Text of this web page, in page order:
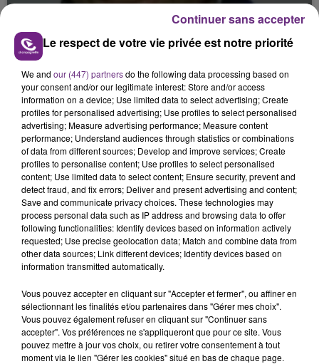
MAÎTRE GIMS FAIT SA FOIRE
Le respect de votre vie privée est notre priorité
We and our (447) partnersdo the following data processing based on
your consent and/or our legitimate interest: Store and/or access
information on a device; Use limited data to select advertising; Create
profiles for personalised advertising; Use profiles to select personalised
advertising; Measure advertising performance; Measure content
performance; Understand audiences through statistics or combinations
of data from different sources; Develop and improve services; Create
profiles to personalise content; Use profiles to select personalised
content; Use limited data to select content; Ensure security, prevent and
detect fraud, and fix errors; Deliver and present advertising and content;
Save and communicate privacy choices. These technologies may
process personal data such as IP address and browsing data to offer
following functionalities: Identify devices based on information actively
requested; Use precise geolocation data; Match and combine data from
other data sources; Link different devices; Identify devices based on
information transmitted automatically.
Vous pouvez accepter en cliquant sur "Accepter et fermer", ou affiner en
sélectionnant les finalités et/ou partenaires dans "Gérer mes choix".
Vous pouvez également refuser en cliquant sur "Continuer sans
accepter". Vos préférences ne s'appliqueront que pour ce site. Vous
pouvez mettre à jour vos choix, ou retirer votre consentement à tout
moment via le lien "Gérer les cookies" situé en bas de chaque page.
Continuer sans accepter